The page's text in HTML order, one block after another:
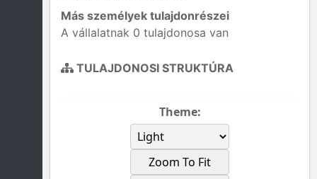
Más személyek tulajdonrészei
A vállalatnak 0 tulajdonosa van
TULAJDONOSI STRUKTÚRA
Theme:
Zoom To Fit